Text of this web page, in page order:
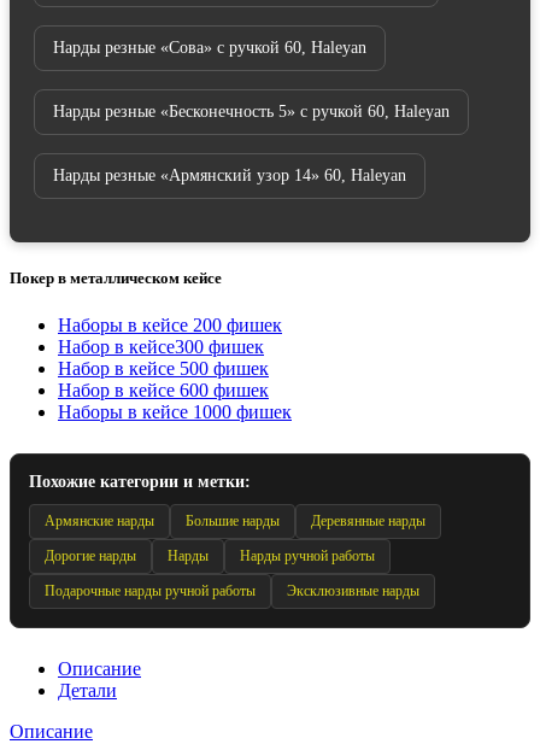
Нарды резные «Сова» с ручкой 60, Haleyan
Нарды резные «Бесконечность 5» с ручкой 60, Haleyan
Нарды резные «Армянский узор 14» 60, Haleyan
Покер в металлическом кейсе
Наборы в кейсе 200 фишек
Набор в кейсе300 фишек
Набор в кейсе 500 фишек
Набор в кейсе 600 фишек
Наборы в кейсе 1000 фишек
Похожие категории и метки:
Армянские нарды Большие нарды Деревянные нарды
Дорогие нарды Нарды Нарды ручной работы
Подарочные нарды ручной работы Эксклюзивные нарды
Описание
Детали
Описание